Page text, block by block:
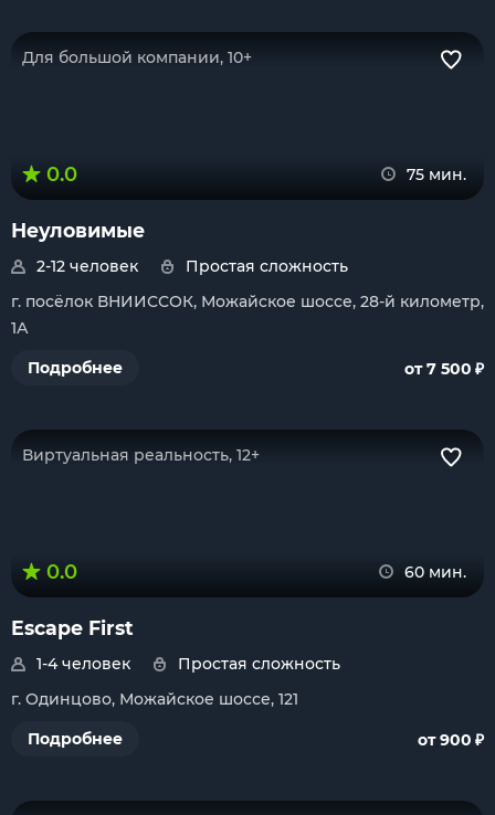
Для большой компании, 10+
0.0 75 мин.
Неуловимые
2-12 человек
Простая сложность
г. посёлок ВНИИССОК, Можайское шоссе, 28-й километр,
1А
Подробнее
от 7 500 ₽
Виртуальная реальность, 12+
0.0 60 мин.
Escape First
1-4 человек
Простая сложность
г. Одинцово, Можайское шоссе, 121
Подробнее
от 900 ₽